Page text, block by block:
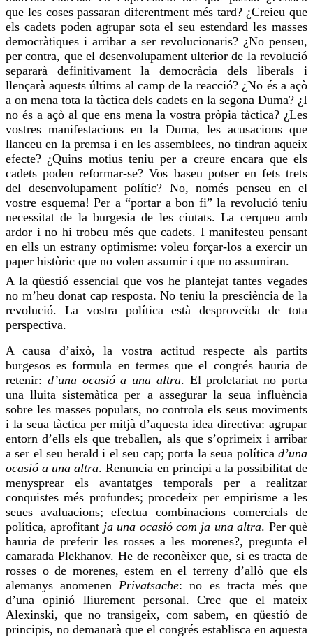
que les coses passaran diferentment més tard? ¿Creieu que
els cadetspoden agrupar sota el seu estendard les masses
democràtiques i arribar a ser revolucionaris? ¿No penseu,
per contra, que el desenvolupament ulterior de la revolució
separarà definitivament la democràcia dels liberals i
llençarà aquests últims al camp de la reacció? ¿No és a açò
a on mena tota la tàctica dels cadets en la segona Duma? ¿I
no és a açò al que ens mena la vostra pròpia tàctica? ¿Les
vostres manifestacions en la Duma, les acusacions que
llanceu en la premsa i en les assemblees, no tindran aqueix
efecte? ¿Quins motius teniu per a creure encara que els
cadets poden reformar-se? Vos baseu potser en fets trets
del desenvolupament polític? No, només penseu en el
vostre esquema! Per a “portar a bon fi” la revolució teniu
necessitat de la burgesia de les ciutats. La cerqueu amb
ardor i no hi trobeu més quecadets. I manifesteu pensant
en ells un estrany optimisme: voleu forçar-los aexercir un
paper històric que no volen assumir i que no assumiran.
A la qüestió essencial que vos he plantejat tantes vegades
no m’heu donat cap resposta. No teniu la presciència de la
revolució. La vostra política està desproveïda de tota
perspectiva.
A causa d’això, la vostra actitud respecte als partits
burgesos es formula en termes que el congrés hauria de
retenir: d’una ocasió a una altra. El proletariat no porta
una lluita sistemàtica per a assegurar la seua influència
sobre les masses populars, no controla els seus moviments
i la seua tàctica per mitjà d’aquesta idea directiva: agrupar
entorn d’ells els que treballen, als que s’oprimeix i arribar
a ser el seu herald i el seu cap; porta la seua política d’una
ocasió a una altra.Renuncia en principi a la possibilitat de
menysprear els avantatges temporals per a realitzar
conquistes més profundes; procedeix per empirisme a les
seues avaluacions; efectua combinacions comercials de
política, aprofitant ja una ocasió com ja una altra. Per què
hauria de preferir les rosses a les morenes?, pregunta el
camarada Plekhanov. He de reconèixer que, si es tracta de
rosses o de morenes, estem en el terreny d’allò que els
alemanysanomenen Privatsache: no es tracta més que
d’una opinió lliurement personal.Crec que el mateix
Alexinski, que no transigeix, com sabem, en qüestió de
principis, no demanarà que el congrés establisca en aquesta